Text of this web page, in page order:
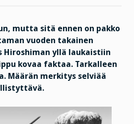
mutta sitä ennen on pakko
vuoden takainen
Hiroshiman yllä laukaistiin
kovaa faktaa. Tarkalleen
Määrän merkitys selviää